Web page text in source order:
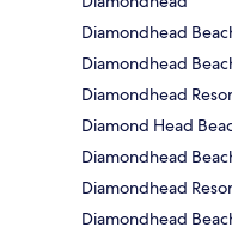
Diamondhead
Diamondhead
Diamondhead
Diamond Head
Diamondhead
Diamondhead
Diamondhead